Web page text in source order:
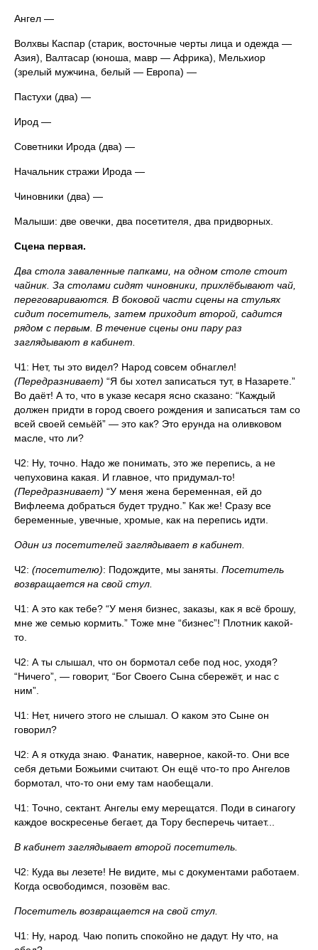
Ангел —
Волхвы Каспар (старик, восточные черты лица и одежда —
Азия), Валтасар (юноша, мавр — Африка), Мельхиор
(зрелый мужчина, белый — Европа) —
Пастухи (два) —
Ирод —
Советники Ирода (два) —
Начальник стражи Ирода —
Чиновники (два) —
Малыши: две овечки, два посетителя, два придворных.
Сцена первая.
Два стола заваленные папками, на одном столе стоит
чайник. За столами сидят чиновники, прихлёбывают чай,
переговариваются. В боковой части сцены на стульях
сидит посетитель, затем приходит второй, садится
рядом с первым. В течение сцены они пару раз
заглядывают в кабинет.
Ч1: Нет, ты это видел? Народ совсем обнаглел!
(Передразнивает) “Я бы хотел записаться тут, в Назарете.”
Во даёт! А то, что в указе кесаря ясно сказано: “Каждый
должен придти в город своего рождения и записаться там со
всей своей семьёй” — это как? Это ерунда на оливковом
масле, что ли?
Ч2: Ну, точно. Надо же понимать, это же перепись, а не
чепуховина какая. И главное, что придумал-то!
(Передразнивает) “У меня жена беременная, ей до
Вифлеема добраться будет трудно.” Как же! Сразу все
беременные, увечные, хромые, как на перепись идти.
Один из посетителей заглядывает в кабинет.
Ч2: (посетителю): Подождите, мы заняты. Посетитель
возвращается на свой стул.
Ч1: А это как тебе? “У меня бизнес, заказы, как я всё брошу,
мне же семью кормить.” Тоже мне “бизнес”! Плотник какой-
то.
Ч2: А ты слышал, что он бормотал себе под нос, уходя?
“Ничего”, — говорит, “Бог Своего Сына сбережёт, и нас с
ним”.
Ч1: Нет, ничего этого не слышал. О каком это Сыне он
говорил?
Ч2: А я откуда знаю. Фанатик, наверное, какой-то. Они все
себя детьми Божьими считают. Он ещё что-то про Ангелов
бормотал, что-то они ему там наобещали.
Ч1: Точно, сектант. Ангелы ему мерещатся. Поди в синагогу
каждое воскресенье бегает, да Тору бесперечь читает...
В кабинет заглядывает второй посетитель.
Ч2: Куда вы лезете! Не видите, мы с документами работаем.
Когда освободимся, позовём вас.
Посетитель возвращается на свой стул.
Ч1: Ну, народ. Чаю попить спокойно не дадут. Ну что, на